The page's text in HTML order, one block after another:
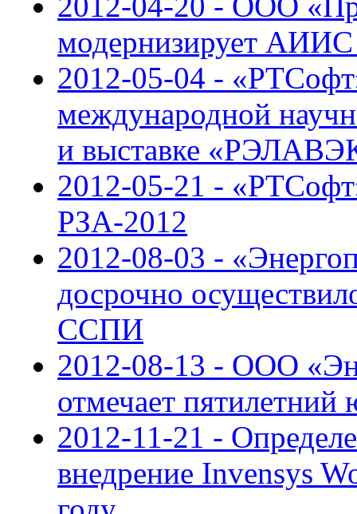
модернизирует
2012-05-04 -
международной
и выставке
2012-05-21 -
РЗА-2012
2012-08-03 -
досрочно
ССПИ
2012-08-13 - ООО
отмечает пятилетний
2012-11-21 -
внедрение Invensys